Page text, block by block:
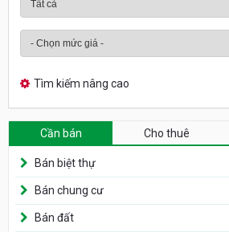
Tìm kiếm nâng cao
Cần bán Cho thuê
Bán biệt thự
Bán chung cư
Bán đất